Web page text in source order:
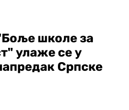
школе за
улаже се у
Српске